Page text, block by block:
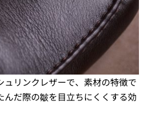
ュリンクレザーで、素材の特徴で
んだ際の皺を目立ちにくくする効